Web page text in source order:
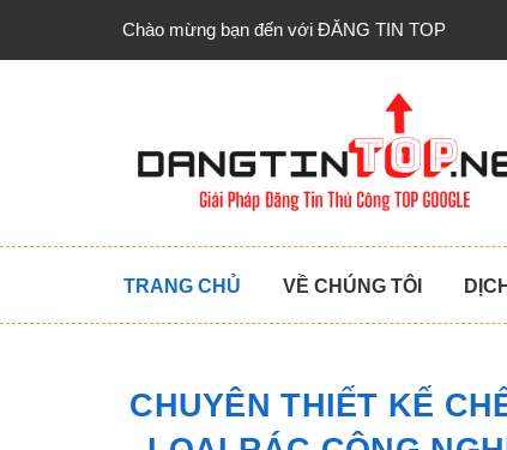
Chào mừng bạn đến với ĐĂNG TIN TOP
TRANG CHỦ VỀ CHÚNG TÔI
CHUYÊN THIẾT KẾ